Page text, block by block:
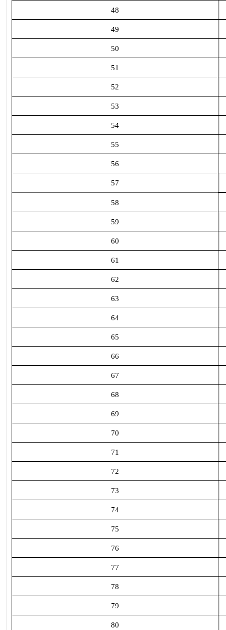
48
49
50
51
52
53
54
55
56
57
58
59
60
61
62
63
64
65
66
67
68
69
70
71
72
73
74
75
76
77
78
79
80